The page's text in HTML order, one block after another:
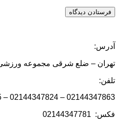
آدرس:
تهران – ضلع شرقی مجموعه ورزشی
تلفن:
02144347863 – 02144347824 – 02144347815
فکس: 02144347781